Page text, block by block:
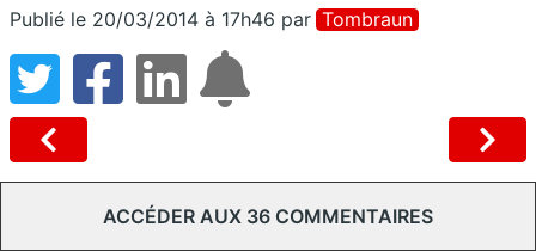
Publié le 20/03/2014 à 17h46 par Tombraun
ACCÉDER AUX 36 COMMENTAIRES